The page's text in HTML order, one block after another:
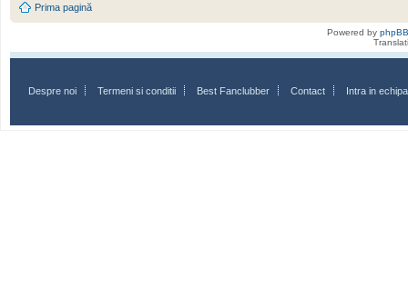
Prima pagină
Powered by phpBB
Despre noi Termeni si conditii Best Fanclubber Contact Intra in